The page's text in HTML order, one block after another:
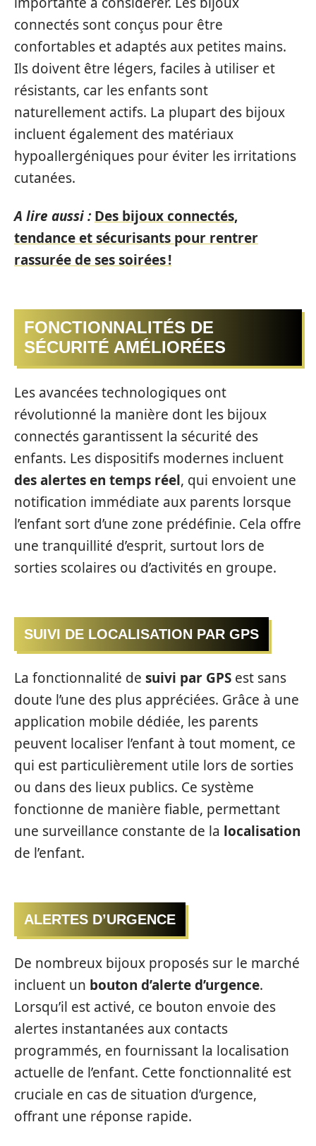
connectés sont conçus pour être
confortables et adaptés aux petites mains.
Ils doivent être légers, faciles à utiliser et
résistants, car les enfants sont
naturellement actifs. La plupart des bijoux
incluent également des matériaux
hypoallergéniques pour éviter les irritations
cutanées.
A lire aussi : Des bijoux connectés,
tendance et sécurisants pour rentrer
rassurée de ses soirées !
FONCTIONNALITÉS DE
SÉCURITÉ AMÉLIORÉES
Les avancées technologiques ont
révolutionné la manière dont les bijoux
connectés garantissent la sécurité des
enfants. Les dispositifs modernes incluent
des alertes en temps réel, qui envoient une
notification immédiate aux parents lorsque
l’enfant sort d’une zone prédéfinie. Cela offre
une tranquillité d’esprit, surtout lors de
sorties scolaires ou d’activités en groupe.
SUIVI DE LOCALISATION PAR GPS
La fonctionnalité de suivi par GPS est sans
doute l’une des plus appréciées. Grâce à une
application mobile dédiée, les parents
peuvent localiser l’enfant à tout moment, ce
qui est particulièrement utile lors de sorties
ou dans des lieux publics. Ce système
fonctionne de manière fiable, permettant
une surveillance constante de la localisation
de l’enfant.
ALERTES D’URGENCE
De nombreux bijoux proposés sur le marché
incluent un bouton d’alerte d’urgence.
Lorsqu’il est activé, ce bouton envoie des
alertes instantanées aux contacts
programmés, en fournissant la localisation
actuelle de l’enfant. Cette fonctionnalité est
cruciale en cas de situation d’urgence,
offrant une réponse rapide.